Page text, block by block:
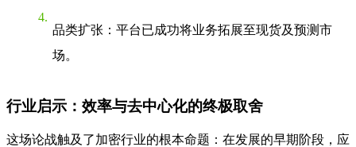
品类扩张 ：平台已成功将业务拓展至现货及预测市
场。
行业启示：效率与去中心化的终极取舍
这场论战触及了加密行业的根本命题：在发展的早期阶段，应